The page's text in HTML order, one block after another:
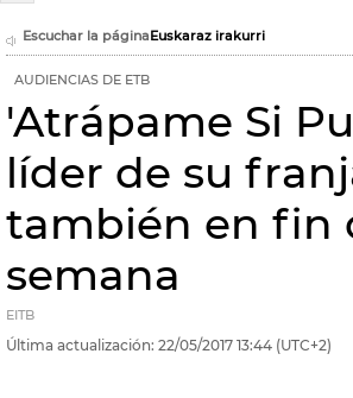
Escuchar la páginaEuskaraz irakurri
AUDIENCIAS DE ETB
'Atrápame Si
líder de su
también en fin
semana
EITB
Última actualización: 22/05/2017 13:44 (UTC+2)